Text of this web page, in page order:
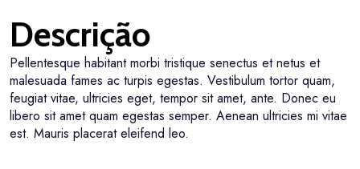
Descrição
Pellentesque habitant morbi tristique senectus et netus et
malesuada fames ac turpis egestas. Vestibulum tortor quam,
feugiat vitae, ultricies eget, tempor sit amet, ante. Donec eu
libero sit amet quam egestas semper. Aenean ultricies mi vitae
est. Mauris placerat eleifend leo.